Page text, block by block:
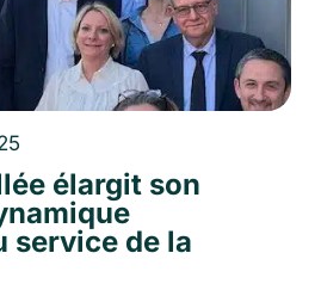
élargit son
service de la